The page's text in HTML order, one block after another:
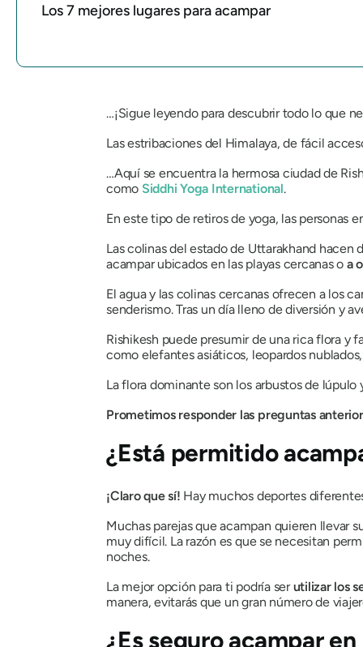
Los 7 mejores lugares para acampar
…¡Sigue leyendo para descubrir todo lo que
Las estribaciones del Himalaya, de fácil
…Aquí se encuentra la hermosa ciudad de
como Siddhi Yoga International.
En este tipo de retiros de yoga, las personas
Las colinas del estado de Uttarakhand hacen
acampar ubicados en las playas cercanas o a
El agua y las colinas cercanas ofrecen a los
senderismo. Tras un día lleno de diversión y
Rishikesh puede presumir de una rica flora y
como elefantes asiáticos, leopardos
La flora dominante son los arbustos de
Prometimos responder las preguntas
¿Está permitido
¡Claro que sí! Hay muchos deportes
Muchas parejas que acampan quieren llevar
muy difícil. La razón es que se necesitan
noches.
La mejor opción para ti podría serutilizar los
manera, evitarás que un gran número de
¿Es seguro acampar